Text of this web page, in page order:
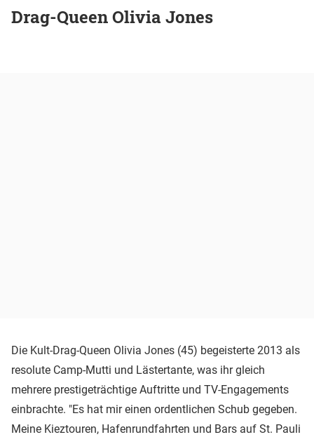
Drag-Queen Olivia Jones
Die Kult-Drag-Queen Olivia Jones (45) begeisterte 2013 als
resolute Camp-Mutti und Lästertante, was ihr gleich
mehrere prestigeträchtige Auftritte und TV-Engagements
einbrachte. "Es hat mir einen ordentlichen Schub gegeben.
Meine Kieztouren, Hafenrundfahrten und Bars auf St. Pauli